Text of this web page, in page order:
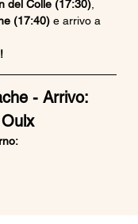
del Colle (17:30)
(17:40) e arrivo a
- Arrivo: